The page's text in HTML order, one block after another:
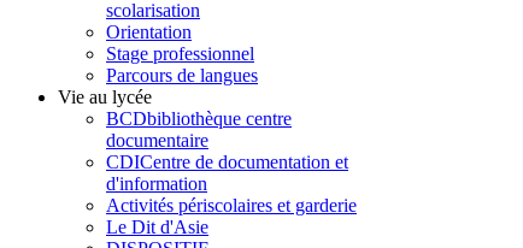
scolarisation
Orientation
Stage professionnel
Parcours de langues
Vie au lycée
BCDbibliothèque centre
documentaire
CDICentre de documentation et
d'information
Activités périscolaires et garderie
Le Dit d'Asie